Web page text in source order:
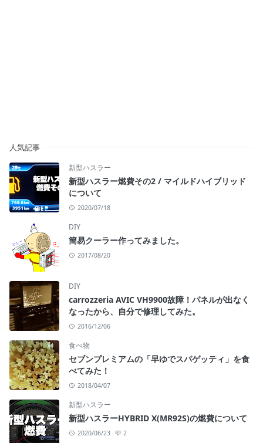
人気記事
新型ハスラー
新型ハスラー燃費その2 / マイルドハイブリッド
について
2020/07/18
DIY
簡易クーラー作ってみました。
2017/08/20
DIY
carrozzeria AVIC VH9900故障！パネルが出なく
なったから、自分で修理してみた。
2016/12/06
食べ物
セブンプレミアムの「早ゆでスパゲッティ」を食
べてみた！
2018/04/07
新型ハスラー
新型ハスラーHYBRID X(MR92S)の燃費について
2020/06/23 2